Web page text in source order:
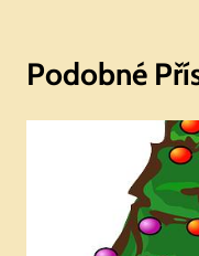
Podobné